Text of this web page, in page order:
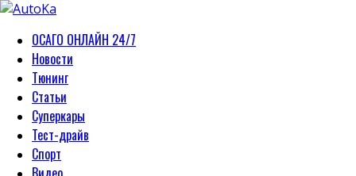
ОСАГО ОНЛАЙН 24/7
Новости
Тюнинг
Статьи
Суперкары
Тест-драйв
Спорт